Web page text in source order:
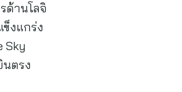
ด้านโลจิ
งแกร่ง
Sky
นตรง